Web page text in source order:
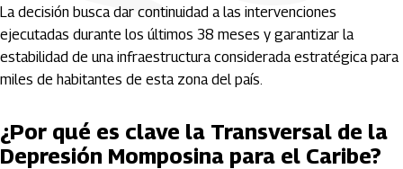
La decisión busca dar continuidad a las intervenciones
ejecutadas durante los últimos 38 meses y garantizar la
estabilidad de una infraestructura considerada estratégica para
miles de habitantes de esta zona del país.
¿Por qué es clave la Transversal de la
Depresión Momposina para el Caribe?